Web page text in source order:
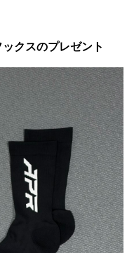
クスのプレゼント